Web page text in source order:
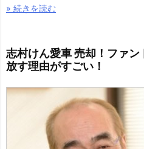
» 続きを読む
志村けん愛車 売却！ファ
放す理由がすごい！